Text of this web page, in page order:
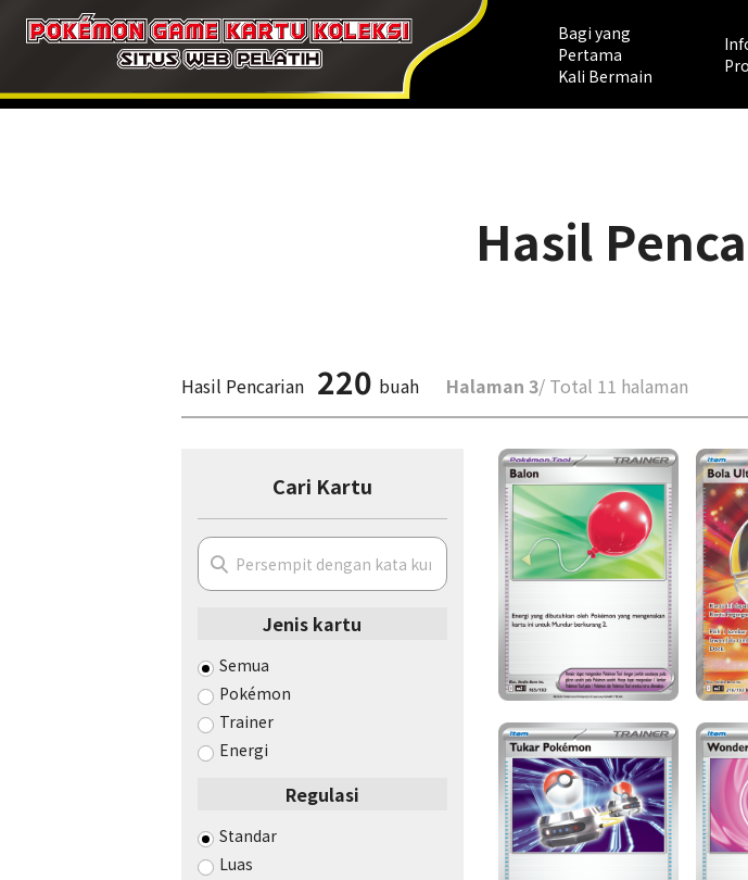
Bagi yang
Pertama
Kali Bermain
Hasil
Hasil Pencarian 220 buah Halaman 3/ Total 11 halaman
Cari Kartu
Jenis kartu
Semua
Pokémon
Trainer
Energi
Regulasi
Standar
Luas